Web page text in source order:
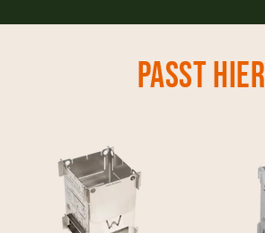
Passt hier